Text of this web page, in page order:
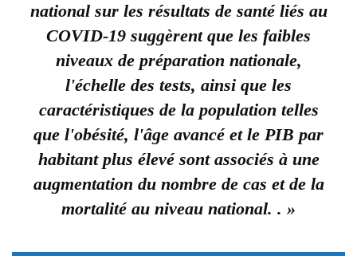
national sur les résultats de santé liés au
COVID-19 suggèrent que les faibles
niveaux de préparation nationale,
l'échelle des tests, ainsi que les
caractéristiques de la population telles
que l'obésité, l'âge avancé et le PIB par
habitant plus élevé sont associés à une
augmentation du nombre de cas et de la
mortalité au niveau national. . »